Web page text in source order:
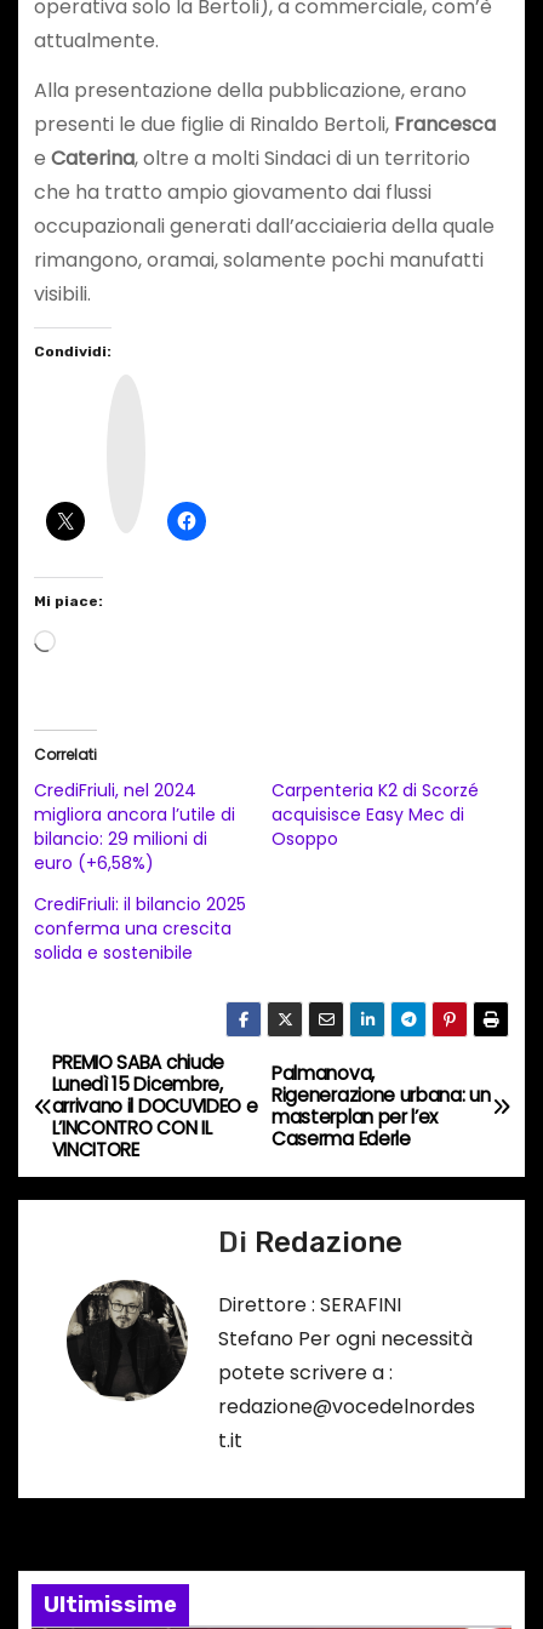
operativa solo la Bertoli), a commerciale, com’è
attualmente.
Alla presentazione della pubblicazione, erano
presenti le due figlie di Rinaldo Bertoli, Francesca
e Caterina, oltre a molti Sindaci di un territorio
che ha tratto ampio giovamento dai flussi
occupazionali generati dall’acciaieria della quale
rimangono, oramai, solamente pochi manufatti
visibili.
Condividi:
Mi piace:
C
a
m
e
n
t
c
o
r
s
Correlati
CrediFriuli, nel 2024
migliora ancora l’utile di
bilancio: 29 milioni di
euro (+6,58%)
Carpenteria K2 di Scorzé
acquisisce Easy Mec di
Osoppo
CrediFriuli: il bilancio 2025
conferma una crescita
solida e sostenibile
N
a
v
e
Palmanova,
Rigenerazione urbana: un
masterplan per l’ex
Caserma Ederle
PREMIO SABA chiude
Lunedì 15 Dicembre,
arrivano il DOCUVIDEO e
L’INCONTRO CON IL
VINCITORE
Di Redazione
Direttore : SERAFINI
Stefano Per ogni necessità
potete scrivere a :
redazione@vocedelnordes
t.it
Ultimissime